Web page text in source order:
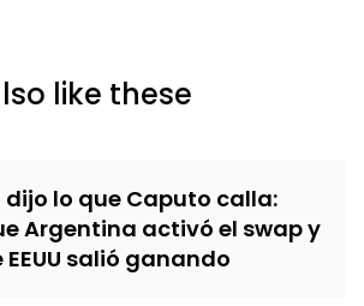
like these
dijo lo que Caputo calla:
Argentina activó el swap y
EEUU salió ganando